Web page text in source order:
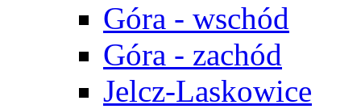
Góra - wschód
Góra - zachód
Jelcz-Laskowice